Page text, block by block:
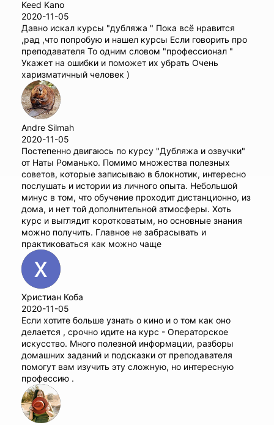
Keed Kano
2020-11-05
Давно искал курсы "дубляжа " Пока всё нравится
,рад ,что попробую и нашел курсы Если говорить про
преподавателя То одним словом "профессионал "
Укажет на ошибки и поможет их убрать Очень
харизматичный человек )
Andre Silmah
2020-11-05
Постепенно двигаюсь по курсу "Дубляжа и озвучки"
от Наты Романько. Помимо множества полезных
советов, которые записываю в блокнотик, интересно
послушать и истории из личного опыта. Небольшой
минус в том, что обучение проходит дистанционно, из
дома, и нет той дополнительной атмосферы. Хоть
курс и выглядит коротковатым, но основные знания
можно получить. Главное не забрасывать и
практиковаться как можно чаще
Христиан Коба
2020-11-05
Если хотите больше узнать о кино и о том как оно
делается , срочно идите на курс - Операторское
искусство. Много полезной информации, разборы
домашних заданий и подсказки от преподавателя
помогут вам изучить эту сложную, но интересную
профессию .